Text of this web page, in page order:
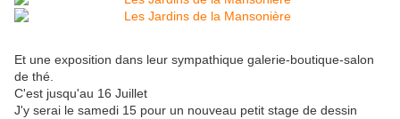
Et une exposition dans leur sympathique galerie-boutique-salon
de thé.
C'est jusqu'au 16 Juillet
J'y serai le samedi 15 pour un nouveau petit stage de dessin